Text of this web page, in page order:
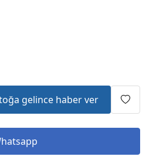
gelince haber ver